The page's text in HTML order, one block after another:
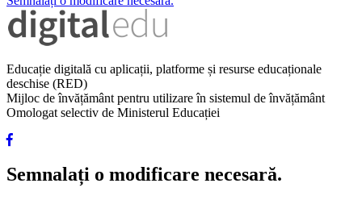
Educație digitală cu aplicații, platforme și resurse educaționale
deschise (RED)
Mijloc de învățământ pentru utilizare în sistemul de învățământ
Omologat selectiv de Ministerul Educației
Semnalați o modificare necesară.